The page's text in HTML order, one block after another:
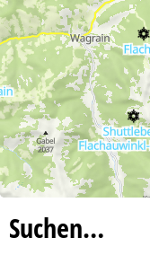
Suchen…